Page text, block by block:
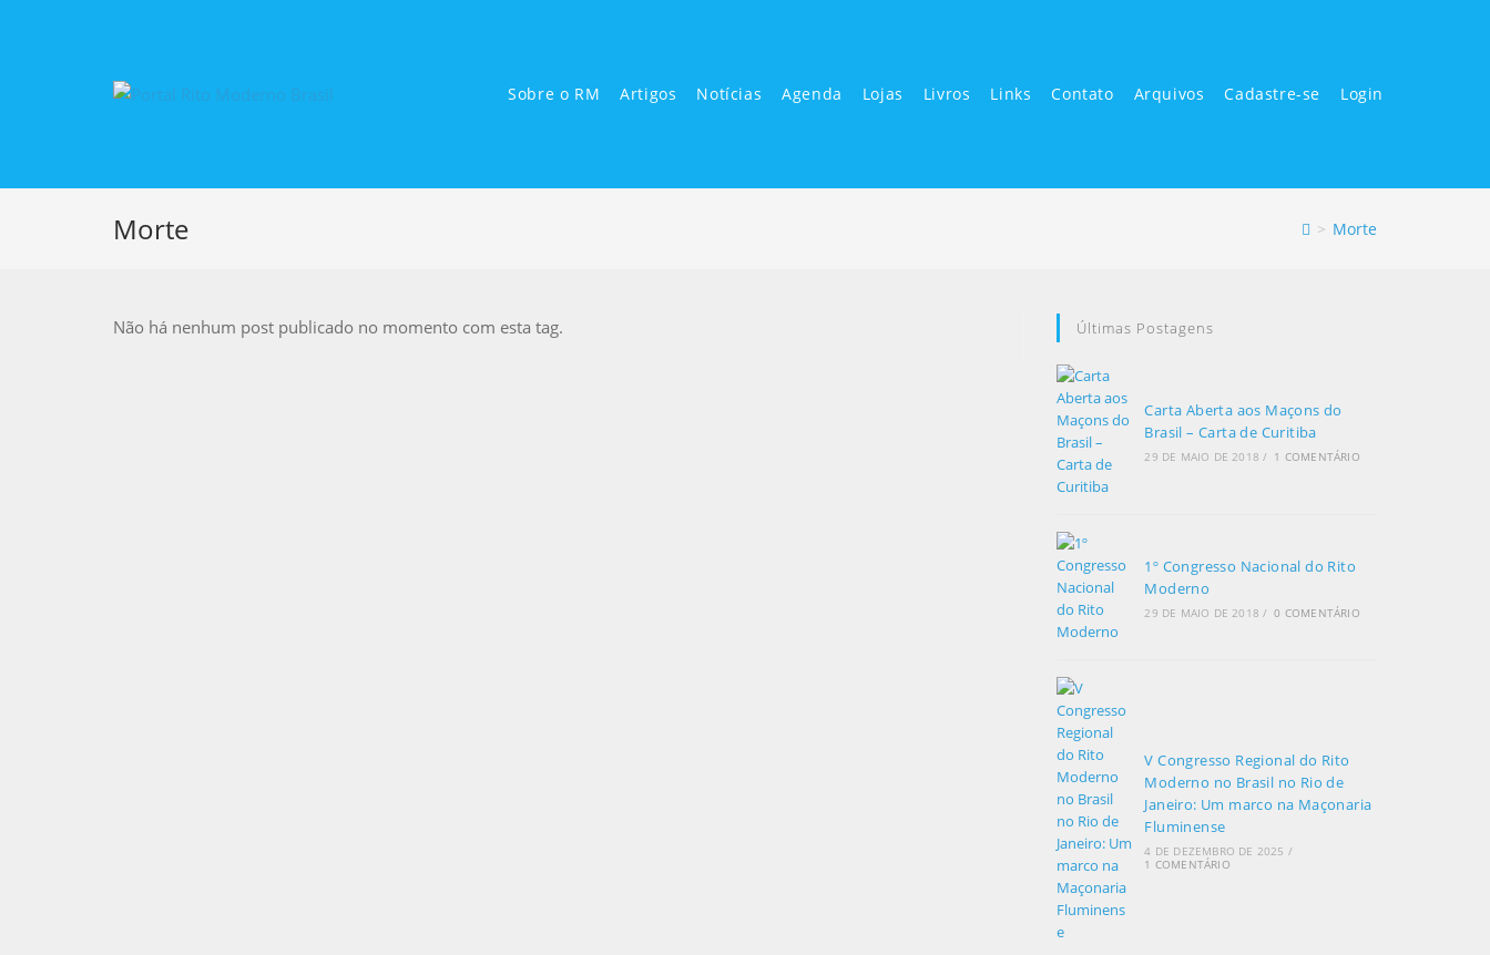
Sobre o RM Artigos Notícias Agenda Lojas Livros Links Contato Arquivos Cadastre-se Login
Morte > Morte
Não há nenhum post publicado no momento com esta tag. Últimas Postagens
Carta Aberta aos Maçons do
Brasil – Carta de Curitiba
29 DE MAIO DE 2018 / 1 COMENTÁRIO
1º Congresso Nacional do Rito
Moderno
29 DE MAIO DE 2018 / 0 COMENTÁRIO
V Congresso Regional do Rito
Moderno no Brasil no Rio de
Janeiro: Um marco na Maçonaria
Fluminense
4 DE DEZEMBRO DE 2025 /
1 COMENTÁRIO